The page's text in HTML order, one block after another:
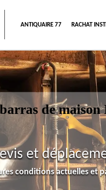
ANTIQUAIRE 77 RACHAT
de
et
conditions actuelles et